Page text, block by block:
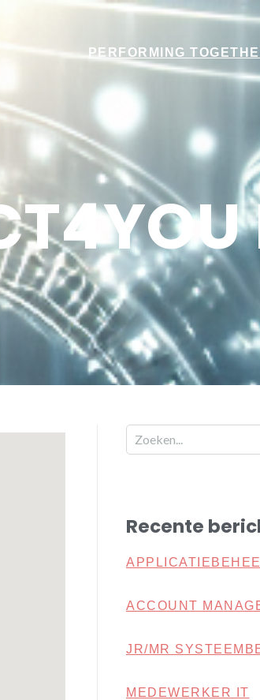
PERFORMING
Recente
ACCOUNT
JR/MR
MEDEWERKER IT